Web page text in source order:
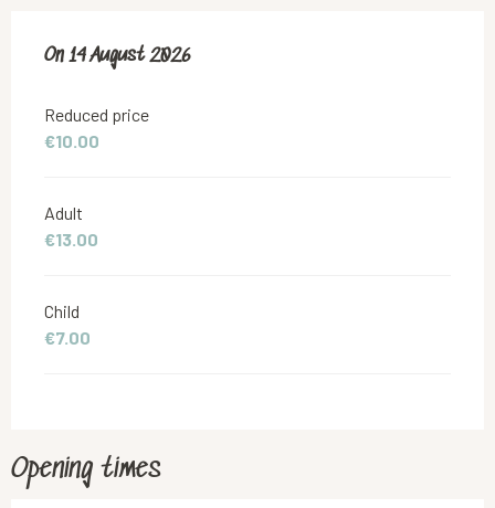
On14 August 2026
On14 August 2026
Reduced price
€10.00
Adult
€13.00
Child
€7.00
Opening times